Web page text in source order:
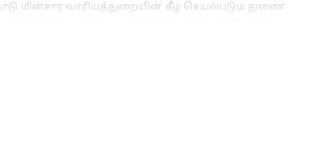
மின்சார வாரியத்துறையின் கீழ் செயல்படும் துணை